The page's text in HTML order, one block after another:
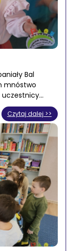
Bal
mnóstwo
uczestnicy…
Czytaj dalej >>